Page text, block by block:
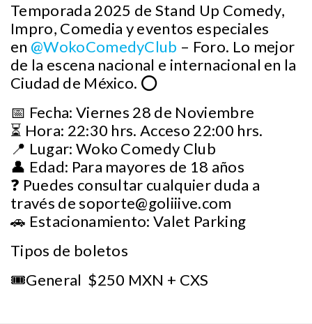
Temporada 2025 de Stand Up Comedy,
Impro, Comedia y eventos especiales
en @WokoComedyClub – Foro. Lo mejor
de la escena nacional e internacional en la
Ciudad de México. ⭕
📅 Fecha: Viernes 28 de Noviembre
⏳ Hora: 22:30 hrs. Acceso 22:00 hrs.
📍 Lugar: Woko Comedy Club
👤 Edad: Para mayores de 18 años
❓ Puedes consultar cualquier duda a
través desoporte@goliiive.com
🚗 Estacionamiento: Valet Parking
Tipos de boletos
🎟️General $250 MXN + CXS